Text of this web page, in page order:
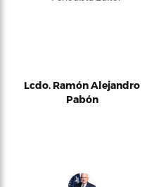
Lcdo. Ramón Alejandro
Pabón